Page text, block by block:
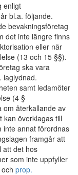
enligt
bl.a. följande.
bevakningsföretag
det inte längre finns
eller när
(13 och 15 §§).
ska vara
laglydnad.
samt ledamöter
(4 §
om återkallande av
kan överklagas till
inte annat förordnas
framgår att
att det hos
som inte uppfyller
och prop.